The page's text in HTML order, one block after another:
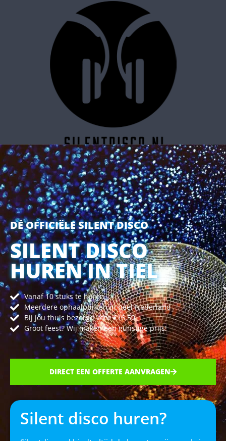
SILENT DISCO RESERVEREN
DÉ OFFICIËLE SILENT DISCO
SILENT DISCO
HUREN IN TIEL
Vanaf 10 stuks te huren
Meerdere ophaalpunten in heel Nederland
Bij jou thuis bezorgd voor €16,50
Groot feest? Wij maken een gunstige prijs!
DIRECT EEN OFFERTE AANVRAGEN
Silent disco huren?